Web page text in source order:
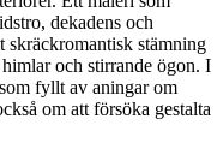
dekadens och
skräckromantisk stämning
och stirrande ögon. I
fyllt av aningar om
om att försöka gestalta